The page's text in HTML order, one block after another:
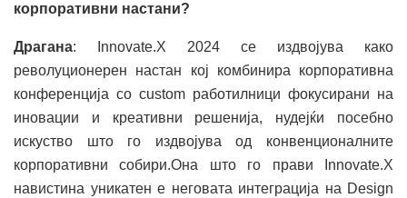
корпоративни настани?
Драгана: Innovate.X 2024 се издвојува како
револуционерен настан кој комбинира корпоративна
конференција со custom работилници фокусирани на
иновации и креативни решенија, нудејќи посебно
искуство што го издвојува од конвенционалните
корпоративни собири.Она што го прави Innovate.X
навистина уникатен е неговата интеграција на Design